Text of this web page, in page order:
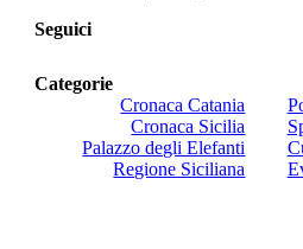
Seguici
Categorie
Cronaca Catania
Cronaca Sicilia
Palazzo degli Elefanti
Regione Siciliana